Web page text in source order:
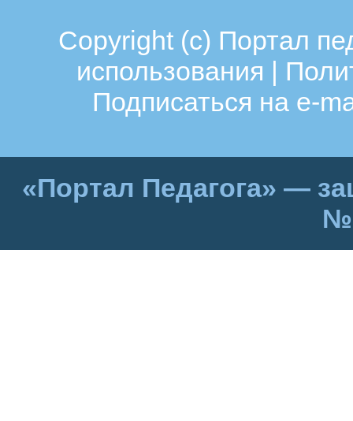
Copyright (c) Портал
использования
Подписаться на e-
«Портал Педагога» —